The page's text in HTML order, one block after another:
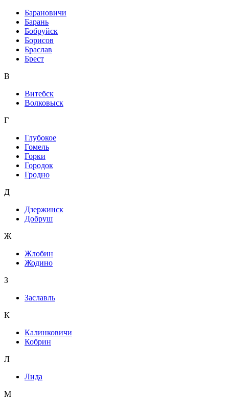
Барановичи
Барань
Бобруйск
Борисов
Браслав
Брест
В
Витебск
Волковыск
Г
Глубокое
Гомель
Горки
Городок
Гродно
Д
Дзержинск
Добруш
Ж
Жлобин
Жодино
З
Заславль
К
Калинковичи
Кобрин
Л
Лида
М